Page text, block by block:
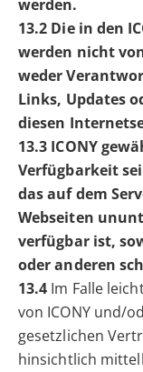
werden.
13.2 Die in den
werden nicht
weder
Links, Updates
diesen
13.3 ICONY
Verfügbarkeit
das auf dem
Webseiten
verfügbar ist,
oder anderen
13.4 Im Falle
von ICONY und/
gesetzlichen
hinsichtlich